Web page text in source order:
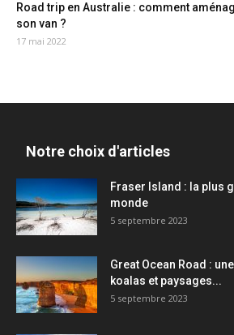
Road trip en Australie : comment
son van ?
17 mai 2022
Notre choix d'articles
Fraser Island : la plus
monde
5 septembre 2023
Great Ocean Road :
koalas et paysages...
5 septembre 2023